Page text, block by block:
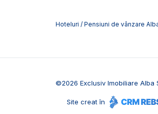
Hoteluri / Pensiuni de vânzare
©2026 Exclusiv Imobiliare Alba
Site creat în